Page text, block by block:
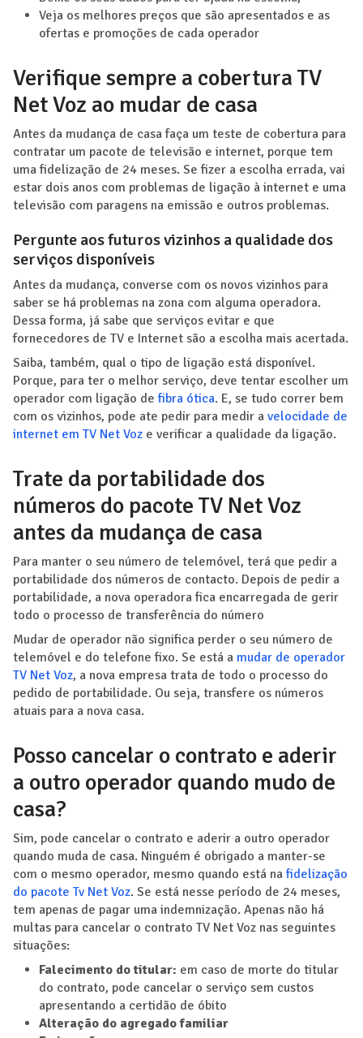
Veja os melhores preços que são apresentados e as
ofertas e promoções de cada operador
Verifique sempre a cobertura TV
Net Voz ao mudar de casa
Antes da mudança de casa faça um teste de cobertura para
contratar um pacote de televisão e internet, porque tem
uma fidelização de 24 meses. Se fizer a escolha errada, vai
estar dois anos com problemas de ligação à internet e uma
televisão com paragens na emissão e outros problemas.
Pergunte aos futuros vizinhos a qualidade dos
serviços disponíveis
Antes da mudança, converse com os novos vizinhos para
saber se há problemas na zona com alguma operadora.
Dessa forma, já sabe que serviços evitar e que
fornecedores de TV e Internet são a escolha mais acertada.
Saiba, também, qual o tipo de ligação está disponível.
Porque, para ter o melhor serviço, deve tentar escolher um
operador com ligação defibra ótica. E, se tudo correr bem
com os vizinhos, pode ate pedir para medir a velocidade de
internet em TV Net Voz e verificar a qualidade da ligação.
Trate da portabilidade dos
números do pacote TV Net Voz
antes da mudança de casa
Para manter o seu número de telemóvel, terá que pedir a
portabilidade dos números de contacto. Depois de pedir a
portabilidade, a nova operadora fica encarregada de gerir
todo o processo de transferência do número
Mudar de operador não significa perder o seu número de
telemóvel e do telefone fixo. Se está a mudar de operador
TV Net Voz, a nova empresa trata de todo o processo do
pedido de portabilidade. Ou seja, transfere os números
atuais para a nova casa.
Posso cancelar o contrato e aderir
a outro operador quando mudo de
casa?
Sim, pode cancelar o contrato e aderir a outro operador
quando muda de casa. Ninguém é obrigado a manter-se
com o mesmo operador, mesmo quando está nafidelização
do pacote Tv Net Voz. Se está nesse período de 24 meses,
tem apenas de pagar uma indemnização. Apenas não há
multas para cancelar o contrato TV Net Voz nas seguintes
situações:
Falecimento do titular: em caso de morte do titular
do contrato, pode cancelar o serviço sem custos
apresentando a certidão de óbito
Alteração do agregado familiar